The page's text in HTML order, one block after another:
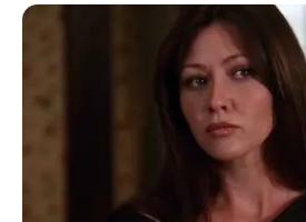
Veranstaltung
Lage des Klosters in Haina:
Hier kann dieRoute zu diesem